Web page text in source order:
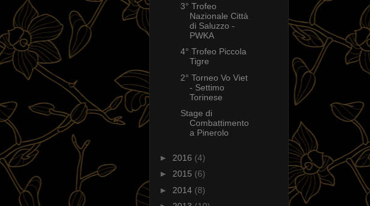
3° Trofeo
Nazionale Città
di Saluzzo -
PWKA
4° Trofeo Piccola
Tigre
2° Torneo Vo Viet
- Settimo
Torinese
Stage di
Combattimento
a Pinerolo
► 2016 (4)
► 2015 (6)
► 2014 (8)